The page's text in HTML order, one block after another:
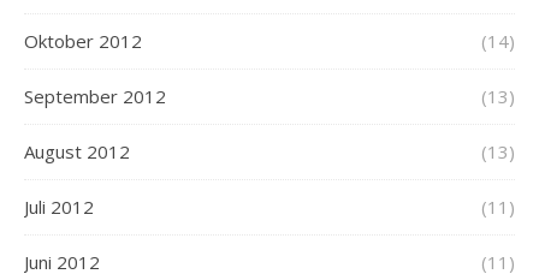
Oktober 2012 (14)
September 2012 (13)
August 2012 (13)
Juli 2012 (11)
Juni 2012 (11)